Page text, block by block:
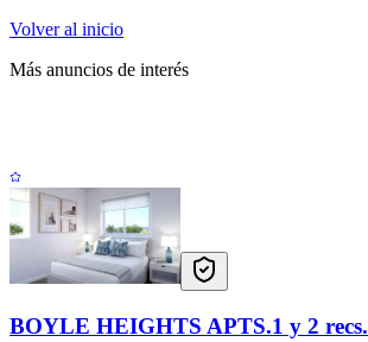
Volver al inicio
Más anuncios de interés
BOYLE HEIGHTS APTS.1 y 2 recs.